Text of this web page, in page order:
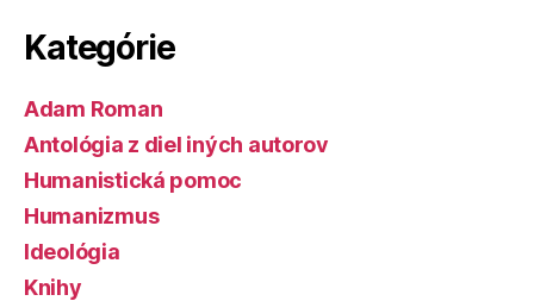
Kategórie
Adam Roman
Antológia z diel iných autorov
Humanistická pomoc
Humanizmus
Ideológia
Knihy